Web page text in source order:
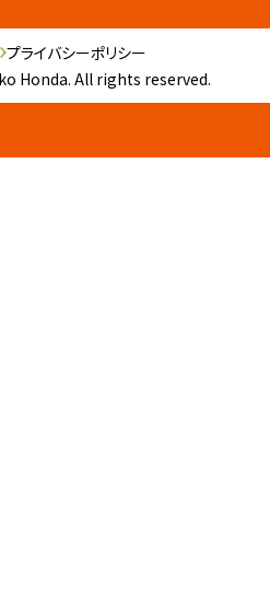
プライバシーポリシー
Honda. All rights reserved.